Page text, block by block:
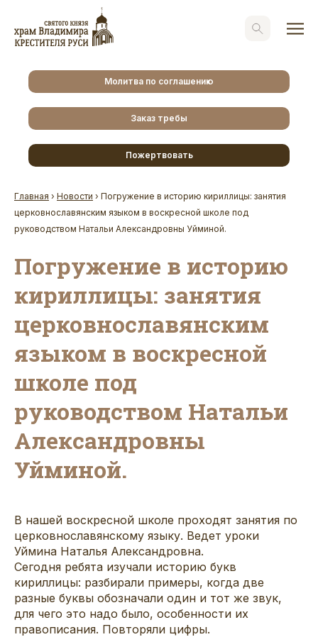
Молитва по соглашению
Заказ требы
Пожертвовать
Главная › Новости › Погружение в историю кириллицы: занятия
церковнославянским языком в воскресной школе под
руководством Натальи Александровны Уйминой.
Погружение в историю
кириллицы: занятия
церковнославянским
языком в воскресной
школе под
руководством Натальи
Александровны
Уйминой.
В нашей воскресной школе проходят занятия по
церковнославянскому языку. Ведет уроки
Уймина Наталья Александровна.
Сегодня ребята изучали историю букв
кириллицы: разбирали примеры, когда две
разные буквы обозначали один и тот же звук,
для чего это надо было, особенности их
правописания. Повторяли цифры.